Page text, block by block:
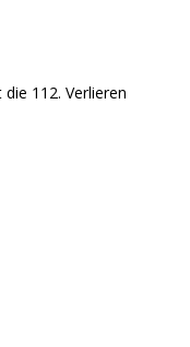
112. Verlieren